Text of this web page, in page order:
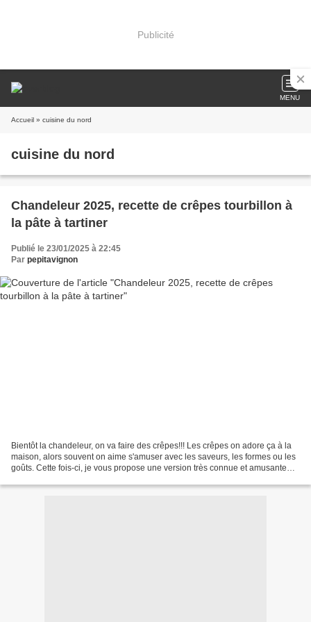
Publicité
MENU
Accueil » cuisine du nord
cuisine du nord
Chandeleur 2025, recette de crêpes tourbillon à
la pâte à tartiner
Publié le 23/01/2025 à 22:45
Par pepitavignon
Bientôt la chandeleur, on va faire des crêpes!!! Les crêpes on adore ça à la
maison, alors souvent on aime s'amuser avec les saveurs, les formes ou les
goûts. Cette fois-ci, je vous propose une version très connue et amusante